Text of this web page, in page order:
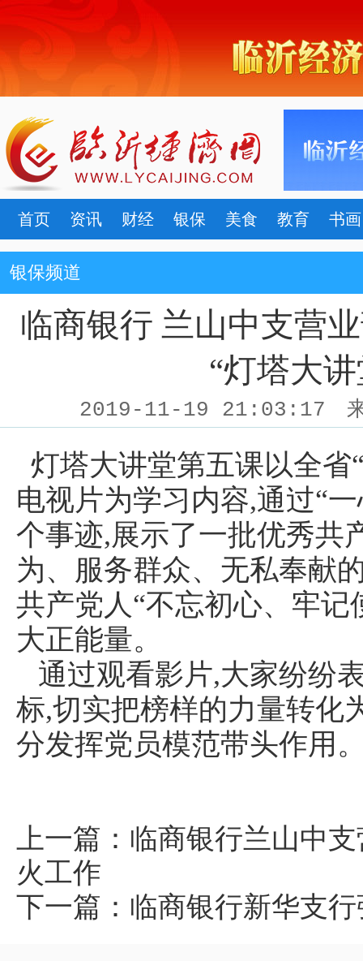
首页 资讯 财经 银保 美食 教育 书画
银保频道
临商银行 兰山中支营
“灯塔大
2019-11-19 21:03:17
灯塔大讲堂第五课以全省
电视片为学习内容,通过“
个事迹,展示了一批优秀共
为、服务群众、无私奉献
共产党人“不忘初心、牢
大正能量。
通过观看影片,大家纷纷
标,切实把榜样的力量转化
分发挥党员模范带头作用
上一篇： 临商银行兰山中
火工作
下一篇： 临商银行新华支